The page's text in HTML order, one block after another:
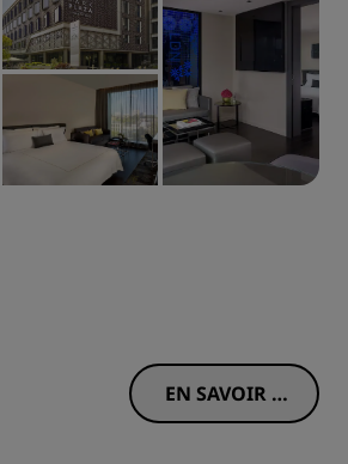
EN SAVOIR P
LUS